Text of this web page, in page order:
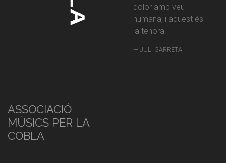
dolor amb veu
humana, i aquest és
la tenora.
JULI GARRETA
ASSOCIACIÓ
MÚSICS PER LA
COBLA